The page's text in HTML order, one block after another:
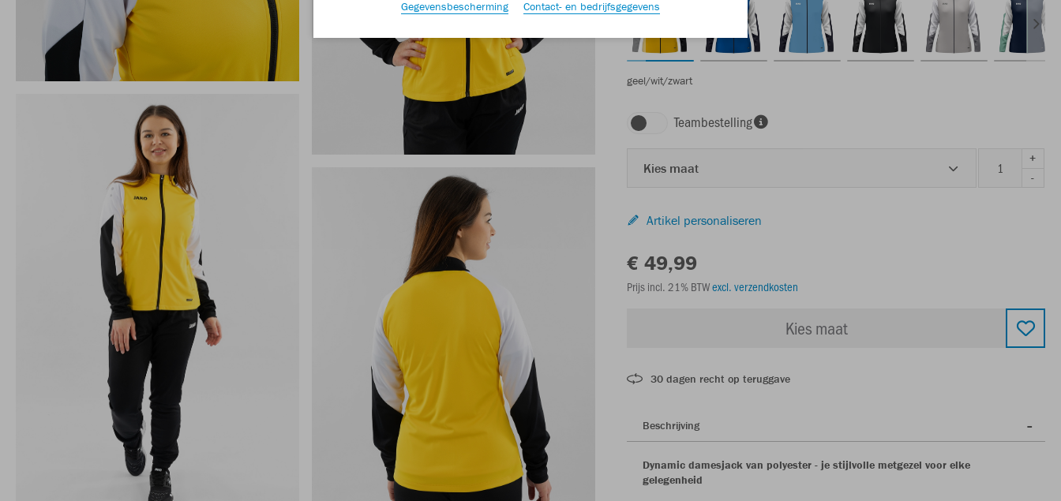
geel/wit/zwart
Teambestelling
Kies maat
+
-
Artikel personaliseren
€ 49,99
Prijs incl. 21% BTWexcl. verzendkosten
Kies maat
30 dagen recht op teruggave
Beschrijving
Dynamic damesjack van polyester - je stijlvolle metgezel voor elke
gelegenheid
Gegevensbescherming Contact- en bedrijfsgegevens